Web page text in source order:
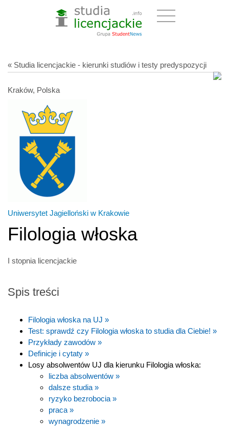
« Studia licencjackie - kierunki studiów i testy predyspozycji
Kraków, Polska
Uniwersytet Jagielloński w Krakowie
Filologia włoska
I stopnia licencjackie
Spis treści
Filologia włoska na UJ »
Test: sprawdź czy Filologia włoska to studia dla Ciebie! »
Przykłady zawodów »
Definicje i cytaty »
Losy absolwentów UJ dla kierunku Filologia włoska:
liczba absolwentów »
dalsze studia »
ryzyko bezrobocia »
praca »
wynagrodzenie »